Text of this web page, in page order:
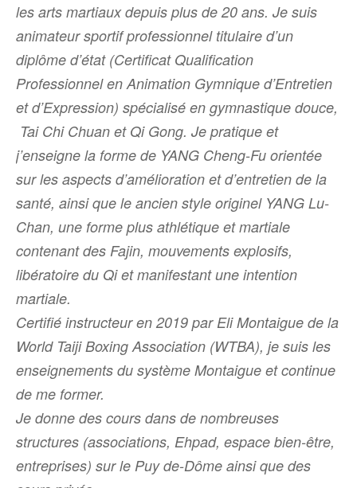
les arts martiaux depuis plus de 20 ans. Je suis
animateur sportif professionnel titulaire d’un
diplôme d’état (Certificat Qualification
Professionnel en Animation Gymnique d’Entretien
et d’Expression) spécialisé en gymnastique douce,
Tai Chi Chuan et Qi Gong. Je pratique et
j’enseigne la forme de YANG Cheng-Fu orientée
sur les aspects d’amélioration et d’entretien de la
santé, ainsi que le ancien style originel YANG Lu-
Chan, une forme plus athlétique et martiale
contenant des Fajin, mouvements explosifs,
libératoire du Qi et manifestant une intention
martiale.
Certifié instructeur en 2019 par Eli Montaigue de la
World Taiji Boxing Association (WTBA), je suis les
enseignements du système Montaigue et continue
de me former.
Je donne des cours dans de nombreuses
structures (associations, Ehpad, espace bien-être,
entreprises) sur le Puy de-Dôme ainsi que des